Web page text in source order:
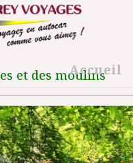
Accueil
et des moulins